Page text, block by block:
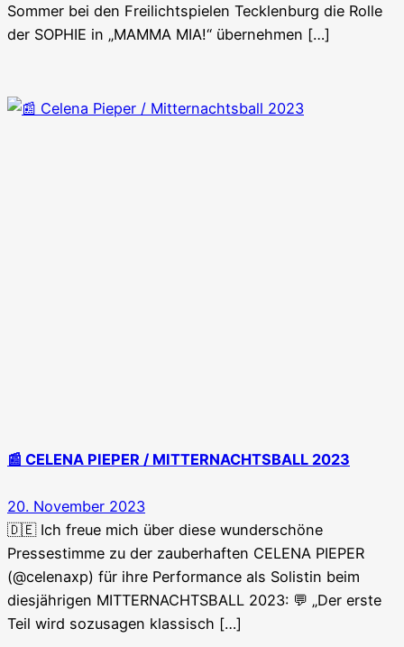
Sommer bei den Freilichtspielen Tecklenburg die Rolle
der SOPHIE in „MAMMA MIA!“ übernehmen […]
📰 CELENA PIEPER / MITTERNACHTSBALL 2023
20. November 2023
🇩🇪 Ich freue mich über diese wunderschöne
Pressestimme zu der zauberhaften CELENA PIEPER
(@celenaxp) für ihre Performance als Solistin beim
diesjährigen MITTERNACHTSBALL 2023: 💬 „Der erste
Teil wird sozusagen klassisch […]